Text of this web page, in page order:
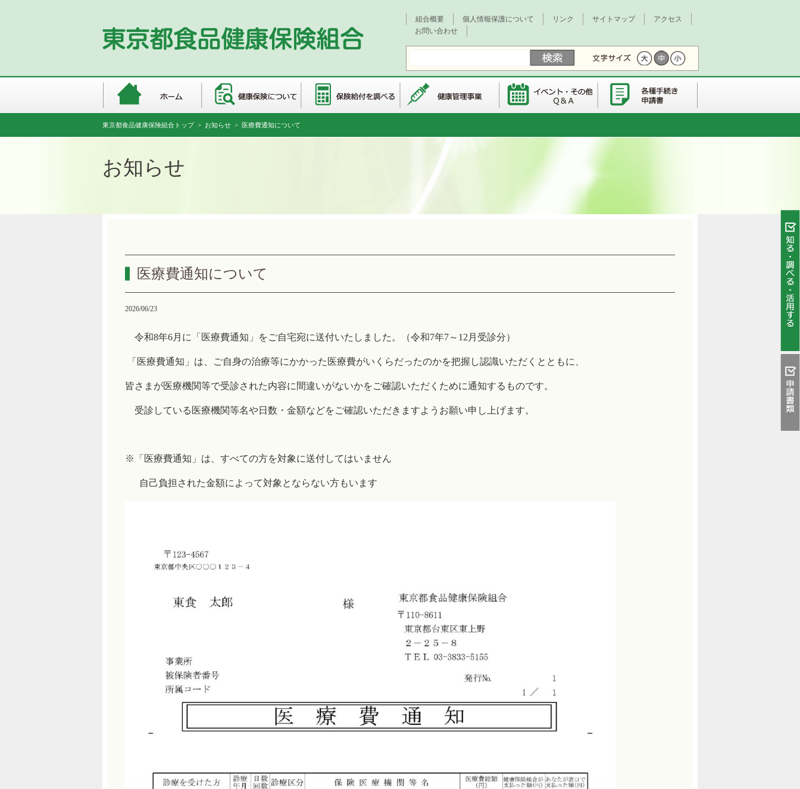
組合概要 個人情報保護について リンク サイトマップ
アクセス
お問い合わせ
東京都食品健康保険組合トップ> お知らせ > 医療費通知について
お知らせ
医療費通知について
2026/06/23
令和8年6月に「医療費通知」をご自宅宛に送付いたしました。 （令和7年7～12月受診分）
「医療費通知」は、ご自身の治療等にかかった医療費がいくらだったのかを把握し認識いただくとともに、
皆さまが医療機関等で受診された内容に間違いがないかをご確認いただくために通知するものです。
受診している医療機関等名や日数・金額などをご確認いただきますようお願い申し上げます。
※「医療費通知」は、すべての方を対象に送付してはいません
自己負担された金額によって対象とならない方もいます